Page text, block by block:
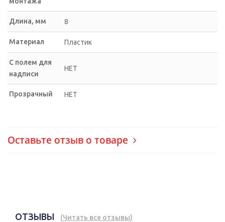
Длина, мм 8
Материал Пластик
С полем для
надписи
НЕТ
Прозрачный НЕТ
Оставьте отзыв о товаре
ОТЗЫВЫ (Читать все отзывы)